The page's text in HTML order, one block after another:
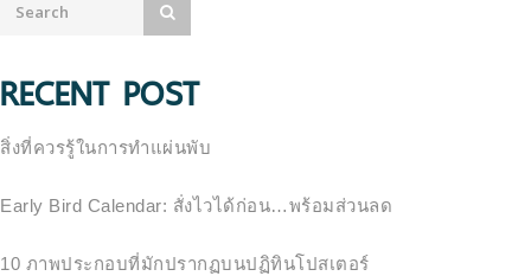
RECENT POST
สิ่งที่ควรรู้ในการทำแผ่นพับ
Early Bird Calendar: สั่งไวได้ก่อน…พร้อมส่วนลด
10 ภาพประกอบที่มักปรากฏบนปฏิทินโปสเตอร์